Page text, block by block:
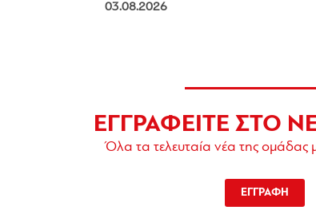
03.08.2026
ΕΓΓΡΑΦΕΙΤΕ ΣΤΟ
Όλα τα τελευταία νέα της ομάδας
ΕΓΓΡΑΦΗ